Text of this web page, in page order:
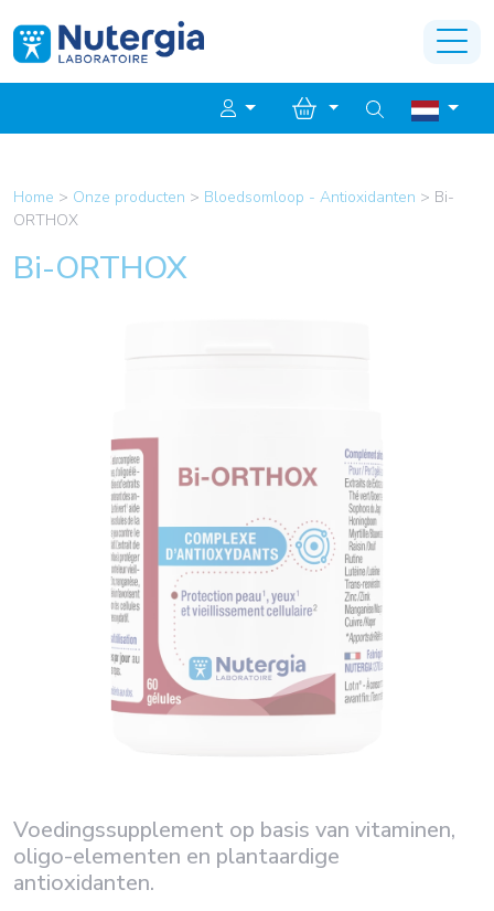
Home > Onze producten > Bloedsomloop - Antioxidanten > Bi-
ORTHOX
Bi-ORTHOX
Voedingssupplement op basis van vitaminen,
oligo-elementen en plantaardige
antioxidanten.